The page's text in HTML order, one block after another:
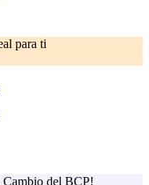
para ti
Cambio del BCP!